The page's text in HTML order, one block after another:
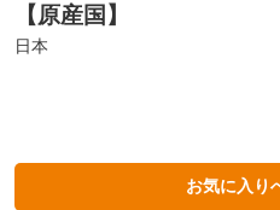
【原産国】
日本